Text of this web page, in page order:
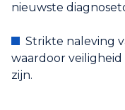
nieuwste
Strikte naleving
waardoor
zijn.